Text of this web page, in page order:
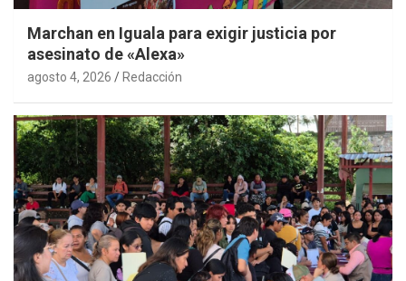
Marchan en Iguala para exigir justicia por
asesinato de «Alexa»
agosto 4, 2026 Redacción